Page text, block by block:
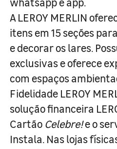
A LEROY MERLIN
itens em 15 seções
e decorar os lares.
exclusivas e oferece
com espaços
Fidelidade LEROY
solução financeira
Cartão Celebre!e o
Instala. Nas lojas